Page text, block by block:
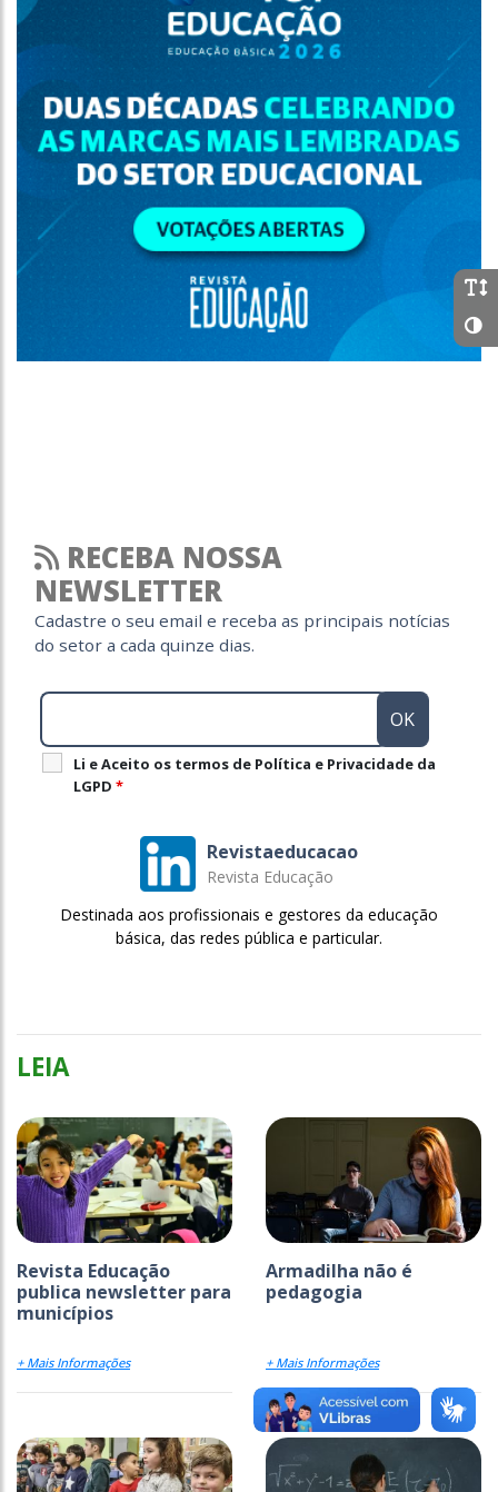
RECEBA NOSSA
NEWSLETTER
Cadastre o seu email e receba as principais notícias
do setor a cada quinze dias.
Li e Aceito os termos de Política e Privacidade da
LGPD *
Revistaeducacao
Revista Educação
Destinada aos profissionais e gestores da educação
básica, das redes pública e particular.
LEIA
Revista Educação
publica newsletter para
municípios
+ Mais Informações
Armadilha não é
pedagogia
+ Mais Informações